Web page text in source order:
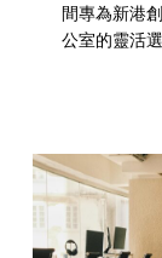
間專為新港
公室的靈活選